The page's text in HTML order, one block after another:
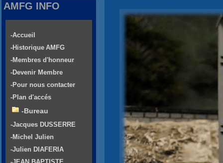
AMFG INFO
-Accueil
-Historique AMFG
-Membres d'honneur
-Devenir Membre
-Pour nous contacter
-Plan d'accés
-Bureau
-Jacques DUSSERRE
-Michel Julien
-Julien DIAFERIA